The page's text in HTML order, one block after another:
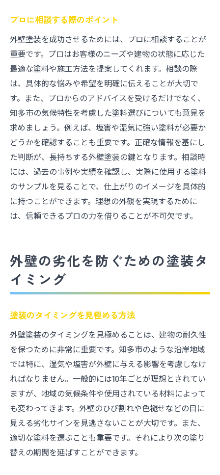
プロに相談する際のポイント
外壁塗装を成功させるためには、プロに相談することが
重要です。プロはお客様のニーズや建物の状態に応じた
最適な塗料や施工方法を提案してくれます。相談の際
は、具体的な悩みや希望を明確に伝えることが大切で
す。また、プロからのアドバイスを受けるだけでなく、
知多市の気候特性を考慮した塗料選びについても意見を
求めましょう。例えば、塩害や湿気に強い塗料が必要か
どうかを確認することも重要です。正確な情報を基にし
た判断が、長持ちする外壁塗装の鍵となります。相談時
には、過去の事例や実績を確認し、実際に使用する塗料
のサンプルを見ることで、仕上がりのイメージを具体的
に持つことができます。理想の外観を実現するために
は、信頼できるプロの力を借りることが不可欠です。
外壁の劣化を防ぐための塗装タ
イミング
塗装のタイミングを見極める方法
外壁塗装のタイミングを見極めることは、建物の耐久性
を保つために非常に重要です。知多市のような沿岸地域
では特に、湿気や塩害が外壁に与える影響を考慮しなけ
ればなりません。一般的には10年ごとが理想とされてい
ますが、地域の気候条件や使用されている材料によって
も変わってきます。外壁のひび割れや色褪せなどの目に
見える劣化サインを見逃さないことが大切です。また、
適切な塗料を選ぶことも重要です。それにより次の塗り
替えの期間を延ばすことができます。